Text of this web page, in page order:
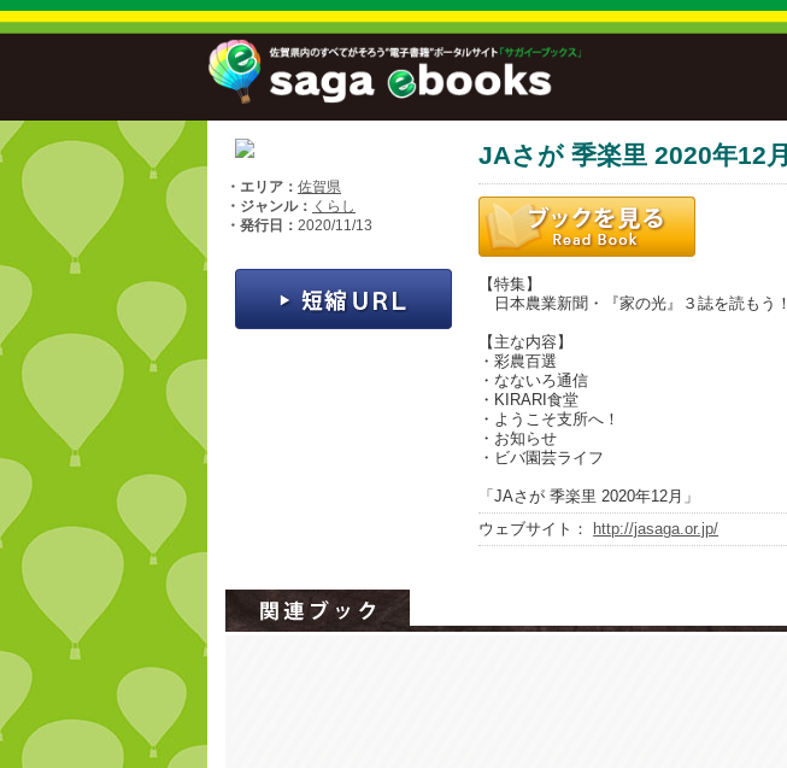
・エリア： 佐賀県
・ジャンル： くらし
・発行日： 2020/11/13
JAさが 季楽里 2020年12月
【特集】
日本農業新聞・『家の光』３誌を読もう！
【主な内容】
・彩農百選
・なないろ通信
・KIRARI食堂
・ようこそ支所へ！
・お知らせ
・ビバ園芸ライフ
「JAさが 季楽里 2020年12月」
ウェブサイト：
http://jasaga.or.jp/